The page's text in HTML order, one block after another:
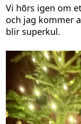
Vi hõrs igen om
och jag kommer
blir superkul.